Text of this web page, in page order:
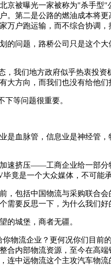
京被曝光一家被称为"杀手
。第二是公路的燃油成本将
户跑运输，而不综合协调，
的问题，路桥公司只是这个
，我们地方政府似乎热衷投
方向，而我们也没有给他们
等问题很重要。
血脉管，信息业是神经管
速挤压——工商企业给一部
竟是一个大众媒体，不可能
，包括中国物流与采购联合
要反思一下，为什么我们好
的城堡，商者无疆。
物流企业？更何况你们目
合内部物流资源，至今在高
中远物流这个主攻汽车物流